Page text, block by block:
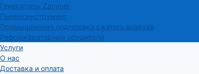
Генераторы Zammer
Пневмоинструмент
Промышленная подготовка сжатого воздуха
Рефрижераторные осушители
Услуги
О нас
Доставка и оплата